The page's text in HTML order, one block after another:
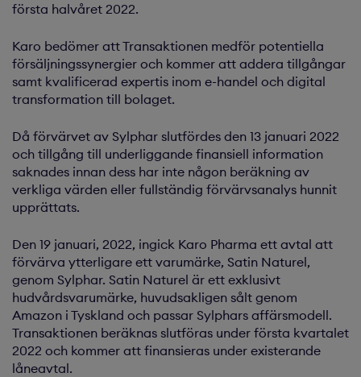
första halvåret 2022.
Karo bedömer att Transaktionen medför potentiella
försäljningssynergier och kommer att addera tillgångar
samt kvalificerad expertis inom e-handel och digital
transformation till bolaget.
Då förvärvet av Sylphar slutfördes den 13 januari 2022
och tillgång till underliggande finansiell information
saknades innan dess har inte någon beräkning av
verkliga värden eller fullständig förvärvsanalys hunnit
upprättats.
Den 19 januari, 2022, ingick Karo Pharma ett avtal att
förvärva ytterligare ett varumärke, Satin Naturel,
genom Sylphar. Satin Naturel är ett exklusivt
hudvårdsvarumärke, huvudsakligen sålt genom
Amazon i Tyskland och passar Sylphars affärsmodell.
Transaktionen beräknas slutföras under första kvartalet
2022 och kommer att finansieras under existerande
låneavtal.